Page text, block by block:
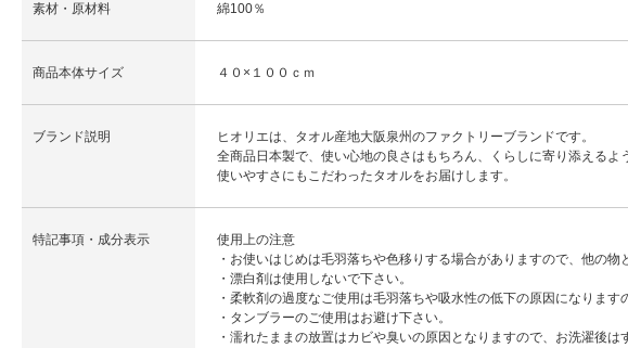
素材・原材料 綿100％
商品本体サイズ ４０×１００ｃｍ
ブランド説明
ヒオリエは、タオル産地大阪泉州のファクトリーブランドです。
全商品日本製で、使い心地の良さはもちろん、くらしに寄り添えるよ
使いやすさにもこだわったタオルをお届けします。
特記事項・成分表示
使用上の注意
・お使いはじめは毛羽落ちや色移りする場合がありますので、他の物
・漂白剤は使用しないで下さい。
・柔軟剤の過度なご使用は毛羽落ちや吸水性の低下の原因になります
・タンブラーのご使用はお避け下さい。
・濡れたままの放置はカビや臭いの原因となりますので、お洗濯後